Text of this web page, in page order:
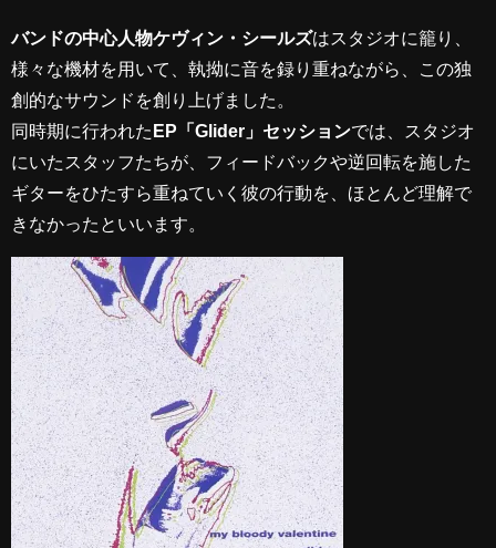
バンドの中心人物ケヴィン・シールズはスタジオに籠り、
様々な機材を用いて、執拗に音を録り重ねながら、この独
創的なサウンドを創り上げました。
同時期に行われた EP「Glider」セッションでは、スタジオ
にいたスタッフたちが、フィードバックや逆回転を施した
ギターをひたすら重ねていく彼の行動を、ほとんど理解で
きなかったといいます。